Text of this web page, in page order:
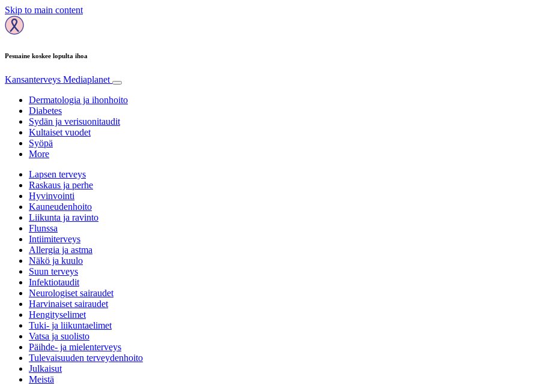
Skip to main content
Pesuaine koskee lopulta ihoa
Kansanterveys Mediaplanet
Dermatologia ja ihonhoito
Diabetes
Sydän ja verisuonitaudit
Kultaiset vuodet
Syöpä
More
Lapsen terveys
Raskaus ja perhe
Hyvinvointi
Kauneudenhoito
Liikunta ja ravinto
Flunssa
Intiimiterveys
Allergia ja astma
Näkö ja kuulo
Suun terveys
Infektiotaudit
Neurologiset sairaudet
Harvinaiset sairaudet
Hengityselimet
Tuki- ja liikuntaelimet
Vatsa ja suolisto
Päihde- ja mielenterveys
Tulevaisuuden terveydenhoito
Julkaisut
Meistä